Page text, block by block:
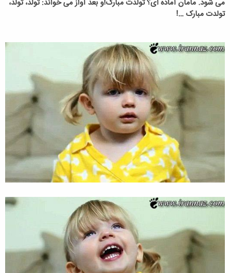
می شود. مامان آماده ای؟ تولدت مبارک!و بعد آواز می خواند: تولد، تولد،
تولدت مبارک …!